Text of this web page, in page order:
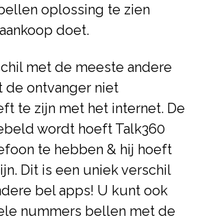
oplossing te zien
doet.
met de meeste andere
de ontvanger niet
te zijn met het internet. De
wordt hoeft Talk360
te hebben & hij hoeft
Dit is een uniek verschil
bel apps! U kunt ook
nummers bellen met de